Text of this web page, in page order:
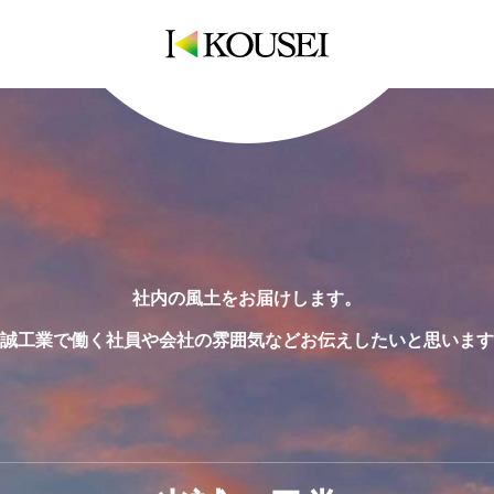
社内の風土をお届けします。
工業で働く社員や会社の雰囲気などお伝えしたいと思いま